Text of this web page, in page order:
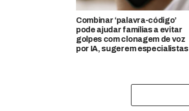
Combinar ‘palavra-código’
pode ajudar famílias a evitar
golpes com clonagem de voz
por IA, sugerem especialistas